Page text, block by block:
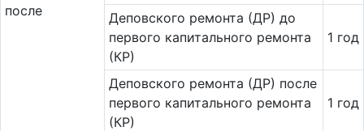
после
Деповского ремонта (ДР) до
первого капитального ремонта
(КР)
1 год
Деповского ремонта (ДР) после
первого капитального ремонта
(КР)
1 год